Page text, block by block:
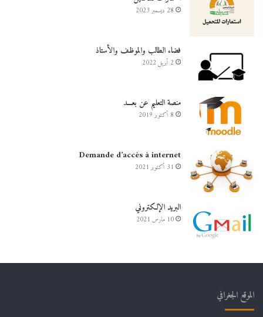
28 ديسمبر 2023
فضاء الطالب والموظف والأستاذ
2 أبريل 2022
منصة التعليم عن بعـــد
8 أكتوبر 2019
Demande d’accès à internet
31 أكتوبر 2021
البريد الإلكتروني
10 مارس 2021
الموقع الجغرافي